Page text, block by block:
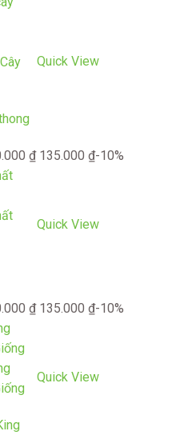
Quick View
₫ 135.000 ₫-10%
Quick View
₫ 135.000 ₫-10%
Quick View